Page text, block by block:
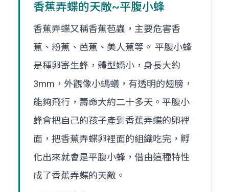
香蕉弄蝶的天敵~平腹小蜂
香蕉弄蝶又稱香蕉苞蟲，主要危害香
蕉、粉蕉、芭蕉、美人蕉等。 平腹小蜂
是種卵寄生蜂，體型嬌小，身長大約
3mm，外觀像小螞蟻，有透明的翅膀，
能夠飛行，壽命大約二十多天。平腹小
蜂會把自己的孩子產到香蕉弄蝶的卵裡
面，把香蕉弄蝶卵裡面的組織吃完，孵
化出來就會是平腹小蜂，借由這種特性
成了香蕉弄蝶的天敵。